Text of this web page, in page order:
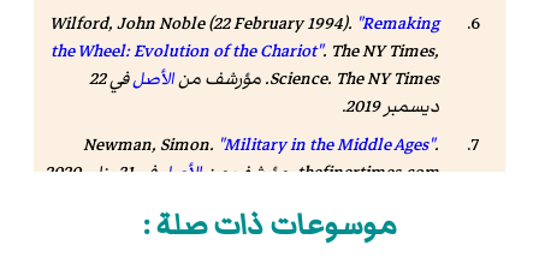
Wilford, John Noble (22 February 1994). "Remaking
the Wheel: Evolution of the Chariot". The NY Times,
Science. The NY Times. مؤرشف من الأصل
في 22
ديسمبر 2019
.
Newman, Simon. "Military in the Middle Ages".
thefinertimes.com. مؤرشف منالأصلفي 31 يناير 2020
.
Carey, Brian Todd (2006).Warfare in the Medieval
World
. London: Pen & Sword Military.
موسوعات ذات صلة :